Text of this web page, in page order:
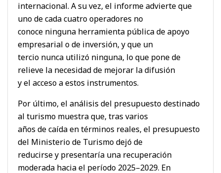
internacional. A su vez, el informe advierte que
uno de cada cuatro operadores no
conoce ninguna herramienta pública de apoyo
empresarial o de inversión, y que un
tercio nunca utilizó ninguna, lo que pone de
relieve la necesidad de mejorar la difusión
y el acceso a estos instrumentos.
Por último, el análisis del presupuesto destinado
al turismo muestra que, tras varios
años de caída en términos reales, el presupuesto
del Ministerio de Turismo dejó de
reducirse y presentaría una recuperación
moderada hacia el período 2025–2029. En